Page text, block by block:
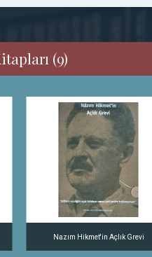
(9)
Nazım Hikmet'in Açlık Grevi